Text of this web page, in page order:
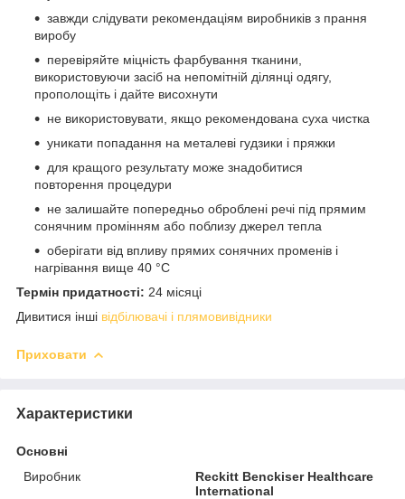
завжди слідувати рекомендаціям виробників з прання
виробу
перевіряйте міцність фарбування тканини,
використовуючи засіб на непомітній ділянці одягу,
прополощіть і дайте висохнути
не використовувати, якщо рекомендована суха чистка
уникати попадання на металеві гудзики і пряжки
для кращого результату може знадобитися
повторення процедури
не залишайте попередньо оброблені речі під прямим
сонячним промінням або поблизу джерел тепла
оберігати від впливу прямих сонячних променів і
нагрівання вище 40 °С
Термін придатності: 24 місяці
Дивитися інші відбілювачі і плямовивідники
Приховати
Характеристики
Основні
Виробник
Reckitt Benckiser Healthcare
International